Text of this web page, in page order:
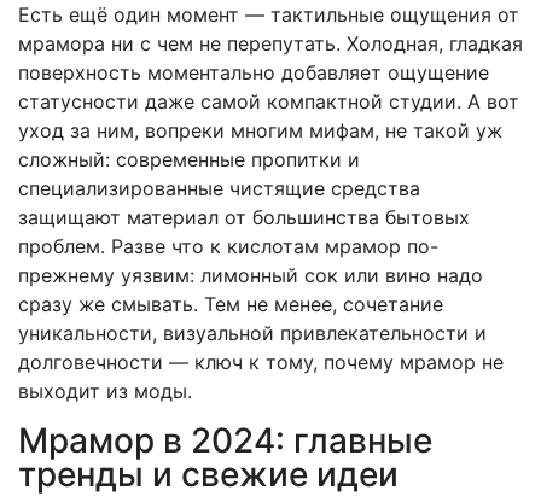
Есть ещё один момент — тактильные ощущения от
мрамора ни с чем не перепутать. Холодная, гладкая
поверхность моментально добавляет ощущение
статусности даже самой компактной студии. А вот
уход за ним, вопреки многим мифам, не такой уж
сложный: современные пропитки и
специализированные чистящие средства
защищают материал от большинства бытовых
проблем. Разве что к кислотам мрамор по-
прежнему уязвим: лимонный сок или вино надо
сразу же смывать. Тем не менее, сочетание
уникальности, визуальной привлекательности и
долговечности — ключ к тому, почему мрамор не
выходит из моды.
Мрамор в 2024: главные
тренды и свежие идеи